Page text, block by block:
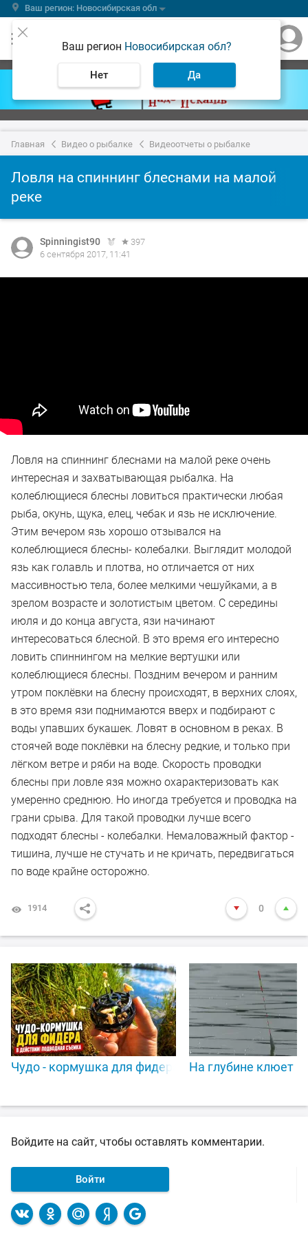
Ваш регион: Новосибирская обл
Ваш регион Новосибирская обл?
Нет Да
Главная Видео о рыбалке Видеоотчеты о рыбалке
Ловля на спиннинг блеснами на малой
реке
Spinningist90
397
6 сентября 2017, 11:41
Ловля на спиннинг блеснами на малой реке очень
интересная и захватывающая рыбалка. На
колеблющиеся блесны ловиться практически любая
рыба, окунь, щука, елец, чебак и язь не исключение.
Этим вечером язь хорошо отзывался на
колеблющиеся блесны- колебалки. Выглядит молодой
язь как голавль и плотва, но отличается от них
массивностью тела, более мелкими чешуйками, а в
зрелом возрасте и золотистым цветом. С середины
июля и до конца августа, язи начинают
интересоваться блесной. В это время его интересно
ловить спиннингом на мелкие вертушки или
колеблющиеся блесны. Поздним вечером и ранним
утром поклёвки на блесну происходят, в верхних слоях,
в это время язи поднимаются вверх и подбирают с
воды упавших букашек. Ловят в основном в реках. В
стоячей воде поклёвки на блесну редкие, и только при
лёгком ветре и ряби на воде. Скорость проводки
блесны при ловле язя можно охарактеризовать как
умеренно среднюю. Но иногда требуется и проводка на
грани срыва. Для такой проводки лучше всего
подходят блесны - колебалки. Немаловажный фактор -
тишина, лучше не стучать и не кричать, передвигаться
по воде крайне осторожно.
1914 0
Чудо - кормушка для фидера в деле! Подводная
На глубине клюет в
Войдите на сайт, чтобы оставлять комментарии.
Войти